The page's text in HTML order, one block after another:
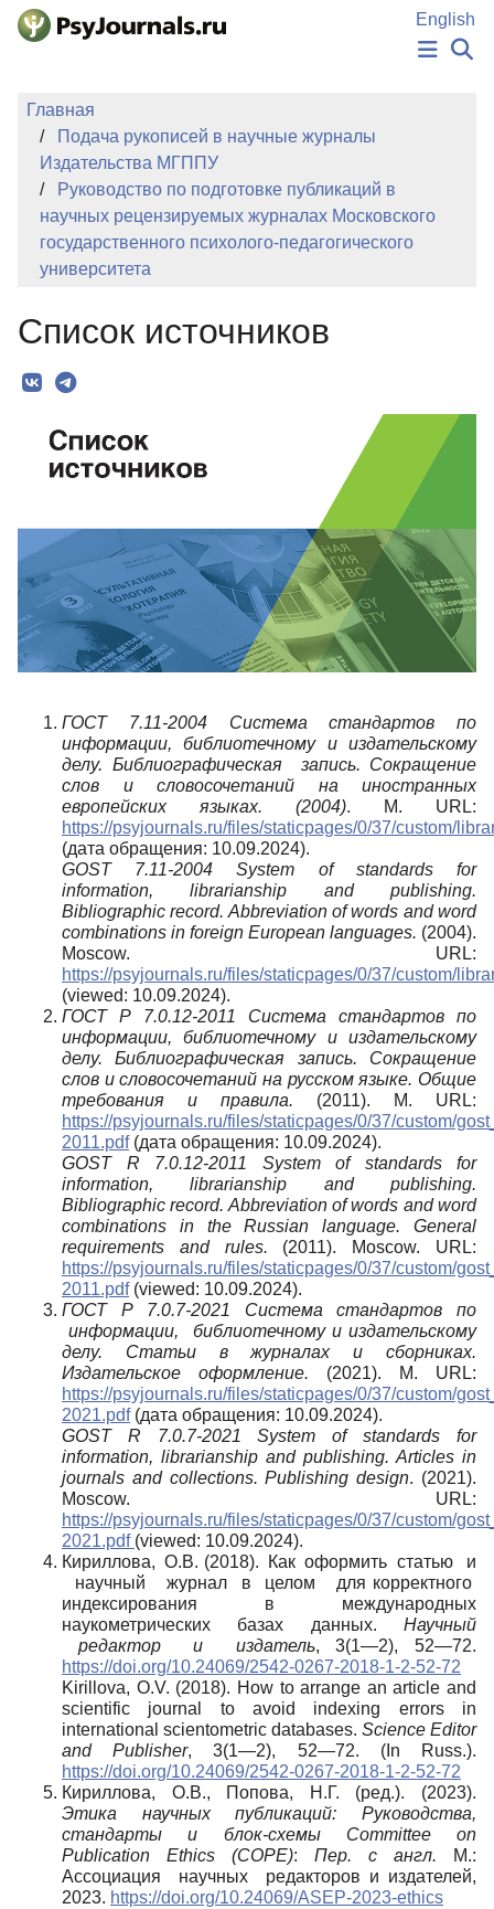
Перейти к основному содержанию
English
ИЗДАНИЯ
АВТОРЫ
БАЗА ЗНАНИЙ
КЛЮЧЕВЫЕ СЛОВА
Регистрация
Вход
Главная
Подача рукописей в научные журналы
Издательства МГППУ
Руководство по подготовке публикаций в
научных рецензируемых журналах Московского
государственного психолого-педагогического
университета
Список источников
ГОСТ 7.11-2004 Система стандартов по
информации, библиотечному и издательскому
делу. Библиографическая запись. Сокращение
слов и словосочетаний на иностранных
европейских языках. (2004). М. URL:
https://psyjournals.ru/files/staticpages/0/37/custom/
(дата обращения: 10.09.2024).
GOST 7.11-2004 System of standards for
information, librarianship and publishing.
Bibliographic record. Abbreviation of words and word
combinations in foreign European languages. (2004).
Moscow. URL:
https://psyjournals.ru/files/staticpages/0/37/custom/
(viewed: 10.09.2024).
ГОСТ Р 7.0.12-2011 Система стандартов по
информации, библиотечному и издательскому
делу. Библиографическая запись. Сокращение
слов и словосочетаний на русском языке. Общие
требования и правила. (2011). М. URL:
https://psyjournals.ru/files/staticpages/0/37/custom/
2011.pdf(дата обращения: 10.09.2024).
GOST R 7.0.12-2011
System of standards for
information, librarianship and publishing.
Bibliographic record. Abbreviation of words and word
combinations in the Russian language. General
requirements and rules. (2011). Moscow. URL:
https://psyjournals.ru/files/staticpages/0/37/custom/
2011.pdf(viewed: 10.09.2024).
ГОСТ Р 7.0.7-2021 Система стандартов по
информации, библиотечному и издательскому
делу. Статьи в журналах и сборниках.
Издательское оформление. (2021). М. URL:
https://psyjournals.ru/files/staticpages/0/37/custom/
2021.pdf(дата обращения: 10.09.2024).
GOST R 7.0.7-2021 System of standards for
information, librarianship and publishing. Articles in
journals and collections. Publishing design. (2021).
Moscow. URL:
https://psyjournals.ru/files/staticpages/0/37/custom/
2021.pdf (viewed: 10.09.2024).
Кириллова, О.В. (2018). Как оформить статью и
научный журнал в целом для корректного
индексирования в международных
наукометрических базах данных. Научный
редактор и издатель, 3(1—2), 52—72.
https://doi.org/10.24069/2542-0267-2018-1-2-52-72
Kirillova, O.V. (2018). How to arrange an article and
scientific journal to avoid indexing errors in
international scientometric databases. Science Editor
and Publisher, 3(1—2), 52—72. (In Russ.).
https://doi.org/10.24069/2542-0267-2018-1-2-52-72
Кириллова, О.В., Попова, Н.Г. (ред.). (2023).
Этика научных публикаций: Руководства,
стандарты и блок-схемы Committee on
Publication Ethics (COPE): Пер. с англ.
М.:
Ассоциация научных редакторов и издателей,
2023. https://doi.org/10.24069/ASEP-2023-ethics